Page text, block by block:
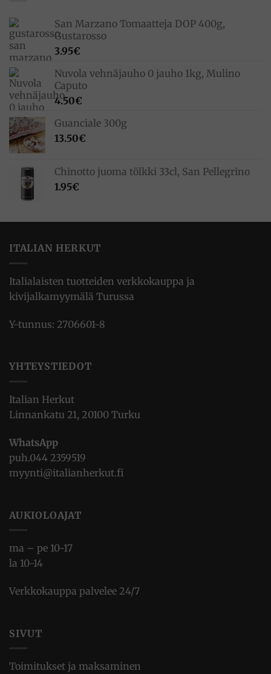
San Marzano Tomaatteja DOP 400g,
Gustarosso
3.95€
Nuvola vehnäjauho 0 jauho 1kg, Mulino
Caputo
4.50€
Guanciale 300g
13.50€
Chinotto juoma tölkki 33cl, San Pellegrino
1.95€
ITALIAN HERKUT
Italialaisten tuotteiden verkkokauppa ja
kivijalkamyymälä Turussa
Y-tunnus: 2706601-8
YHTEYSTIEDOT
Italian Herkut
Linnankatu 21, 20100 Turku
WhatsApp
puh.044 2359519
myynti@italianherkut.fi
AUKIOLOAJAT
ma – pe 10-17
la 10-14
Verkkokauppa palvelee 24/7
SIVUT
Toimitukset ja maksaminen